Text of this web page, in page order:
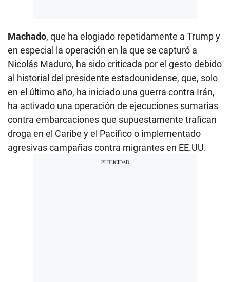
Machado, que ha elogiado repetidamente a Trump y
en especial la operación en la que se capturó a
Nicolás Maduro, ha sido criticada por el gesto debido
al historial del presidente estadounidense, que, solo
en el último año, ha iniciado una guerra contra Irán,
ha activado una operación de ejecuciones sumarias
contra embarcaciones que supuestamente trafican
droga en el Caribe y el Pacífico o implementado
agresivas campañas contra migrantes en EE.UU.